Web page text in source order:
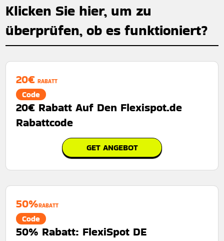
Klicken Sie hier, um zu
überprüfen, ob es funktioniert?
20€ RABATT
Code
20€ Rabatt Auf Den Flexispot.de
Rabattcode
GET ANGEBOT
50%RABATT
Code
50% Rabatt: FlexiSpot DE